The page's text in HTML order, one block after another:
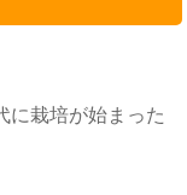
に栽培が始まった